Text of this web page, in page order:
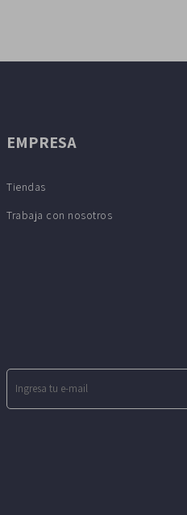
EMPRESA
Tiendas
Trabaja con nosotros